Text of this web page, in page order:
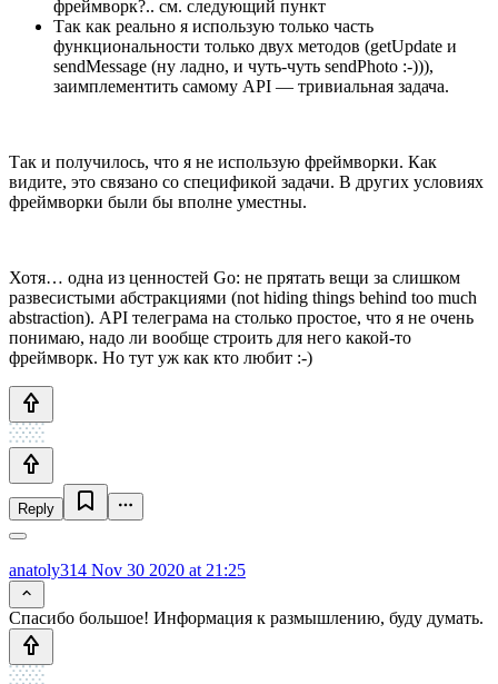
фреймворк?.. см. следующий пункт
Так как реально я использую только часть
функциональности только двух методов (getUpdate и
sendMessage (ну ладно, и чуть-чуть sendPhoto :-))),
заимплементить самому API — тривиальная задача.
Так и получилось, что я не использую фреймворки. Как
видите, это связано со спецификой задачи. В других условиях
фреймворки были бы вполне уместны.
Хотя… одна из ценностей Go: не прятать вещи за слишком
развесистыми абстракциями (not hiding things behind too much
abstraction). API телеграма на столько простое, что я не очень
понимаю, надо ли вообще строить для него какой-то
фреймворк. Но тут уж как кто любит :-)
Reply
anatoly314 Nov 30 2020 at 21:25
Спасибо большое! Информация к размышлению, буду думать.